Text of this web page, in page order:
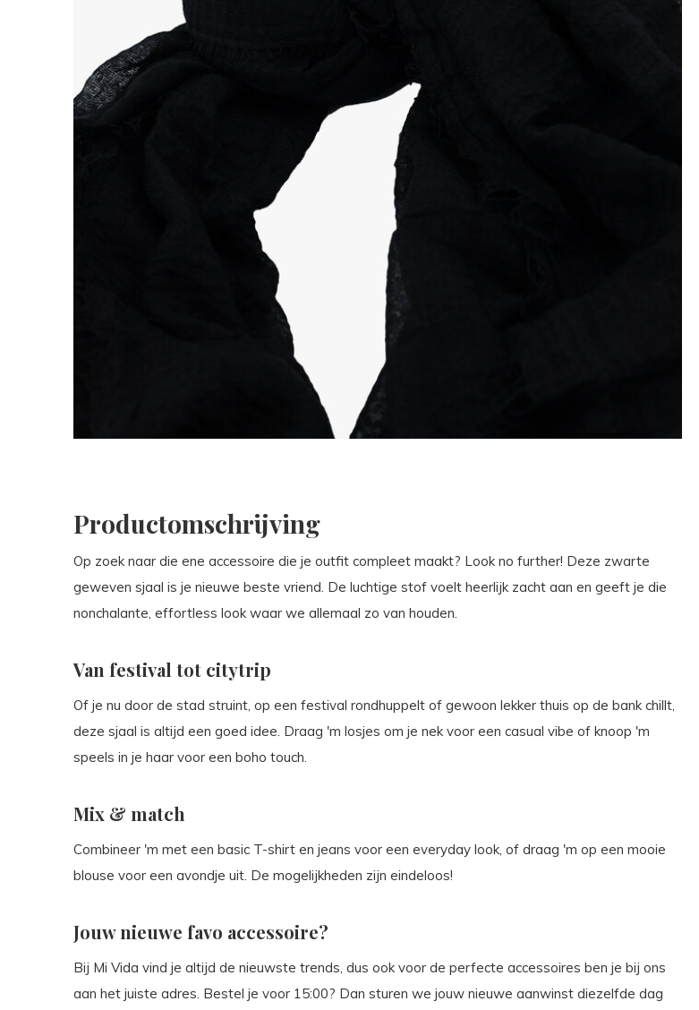
Productomschrijving
Op zoek naar die ene accessoire die je outfit compleet maakt? Look no further! Deze zwarte
geweven sjaal is je nieuwe beste vriend. De luchtige stof voelt heerlijk zacht aan en geeft je die
nonchalante, effortless look waar we allemaal zo van houden.
Van festival tot citytrip
Of je nu door de stad struint, op een festival rondhuppelt of gewoon lekker thuis op de bank chillt,
deze sjaal is altijd een goed idee. Draag 'm losjes om je nek voor een casual vibe of knoop 'm
speels in je haar voor een boho touch.
Mix & match
Combineer 'm met een basic T-shirt en jeans voor een everyday look, of draag 'm op een mooie
blouse voor een avondje uit. De mogelijkheden zijn eindeloos!
Jouw nieuwe favo accessoire?
Bij Mi Vida vind je altijd de nieuwste trends, dus ook voor de perfecte accessoires ben je bij ons
aan het juiste adres. Bestel je voor 15:00? Dan sturen we jouw nieuwe aanwinst diezelfde dag